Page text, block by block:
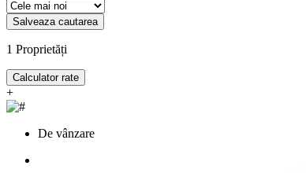
Salveaza cautarea
1 Proprietăți
Calculator rate
+
De vânzare